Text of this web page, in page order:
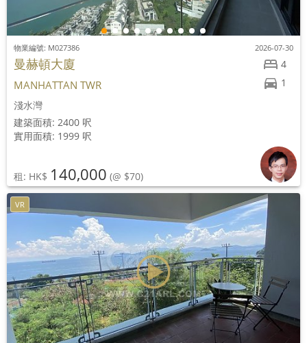
4
1
物業編號: M027386 2026-07-30
曼赫頓大廈
MANHATTAN TWR
淺水灣
建築面積: 2400 呎
實用面積: 1999 呎
租: HK$ 140,000 (@ $70)
VR